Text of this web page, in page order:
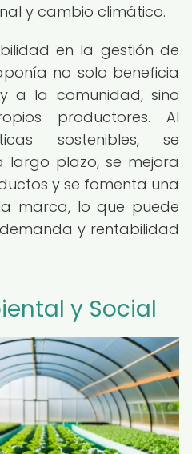
y cambio climático.
en la gestión de
no solo beneficia
a la comunidad, sino
productores. Al
sostenibles, se
largo plazo, se mejora
y se fomenta una
marca, lo que puede
y rentabilidad
y Social